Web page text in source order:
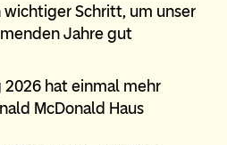
wichtiger Schritt, um unser
Jahre gut
hat einmal mehr
McDonald Haus